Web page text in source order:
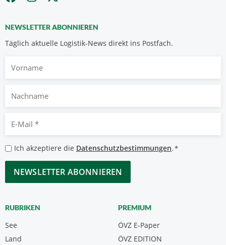
NEWSLETTER ABONNIEREN
Täglich aktuelle Logistik-News direkt ins Postfach.
Nachname
Mail
*
Datenschutzbestimmungen
*
Ich akzeptiere die Datenschutzbestimmungen.*
CAPTCHA
RUBRIKEN
See
Land
PREMIUM
ÖVZ E-Paper
ÖVZ EDITION